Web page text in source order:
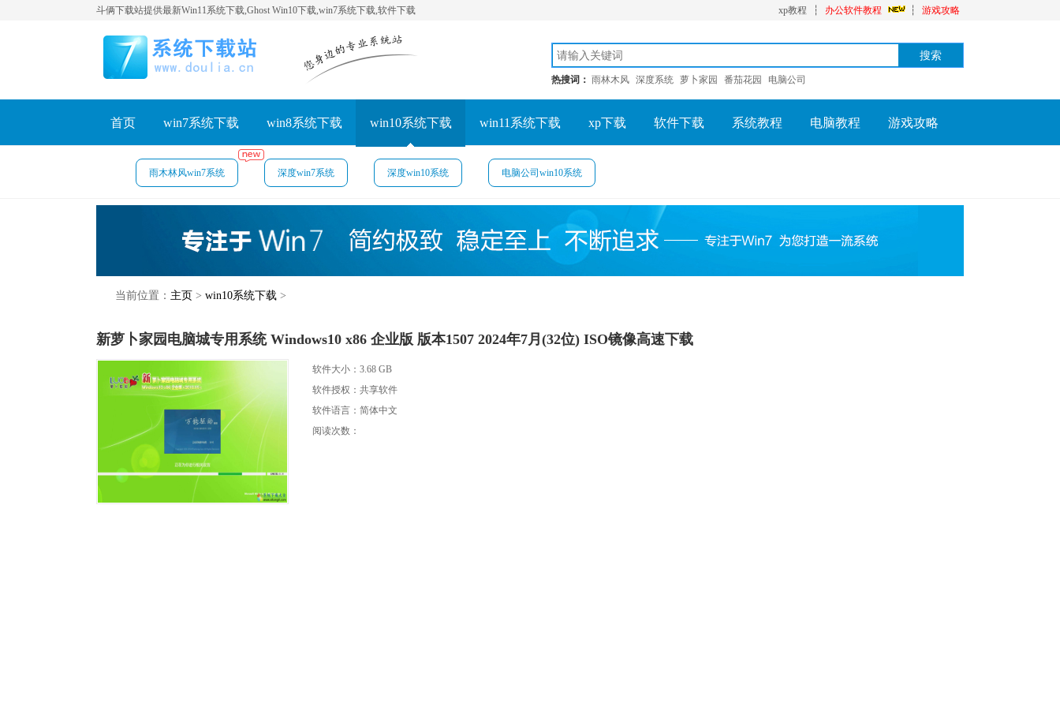
斗俩下载站提供最新Win11系统下载,Ghost Win10下载,win7系统下载,软件下载 xp教程 ┆ 办公软件教程 ┆ 游戏攻略
热搜词： 雨林木风 深度系统 萝卜家园 番茄花园 电脑公司
首页 win7系统下载 win8系统下载 win10系统下载 win11系统下载 xp下载 软件下载 系统教程 电脑教程 游戏攻略
雨木林风win7系统 深度win7系统 深度win10系统 电脑公司win10系统
当前位置： 主页 > win10系统下载 >
新萝卜家园电脑城专用系统 Windows10 x86 企业版 版本1507 2024年7月(32位) ISO镜像高速下载
软件大小： 3.68 GB
软件授权：共享软件
软件语言：简体中文
阅读次数：